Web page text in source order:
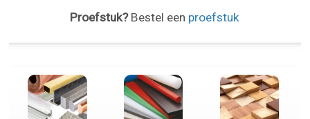
Proefstuk?Bestel een proefstuk